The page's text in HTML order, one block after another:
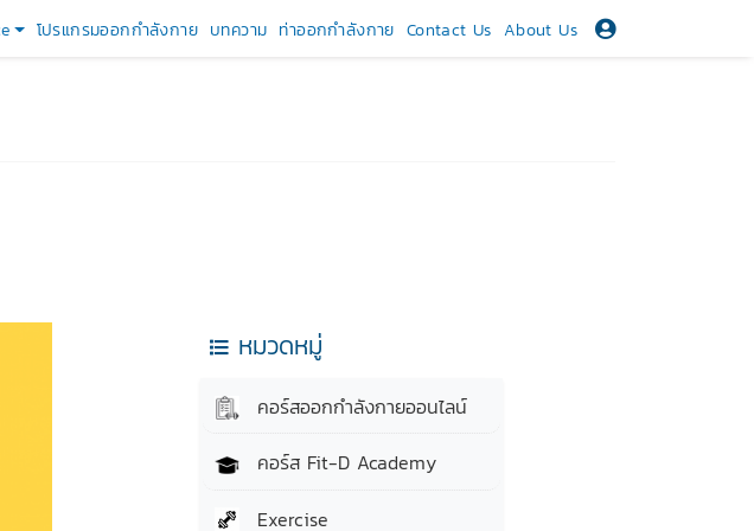
โปรแกรมออกกำลังกาย บทความ ท่าออกกำลังกาย Contact Us About Us
หมวดหมู่
คอร์สออกกำลังกายออนไลน์
คอร์ส Fit-D Academy
Exercise